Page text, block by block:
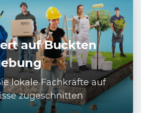
auf Buckten
lokale Fachkräfte auf
zugeschnitten